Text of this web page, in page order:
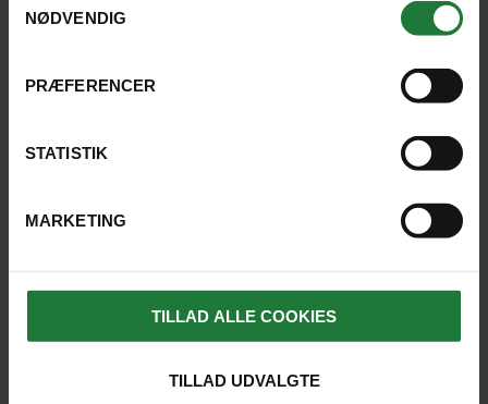
NØDVENDIG
PRÆFERENCER
STATISTIK
MARKETING
TILLAD ALLE COOKIES
TILLAD UDVALGTE
SE KORT